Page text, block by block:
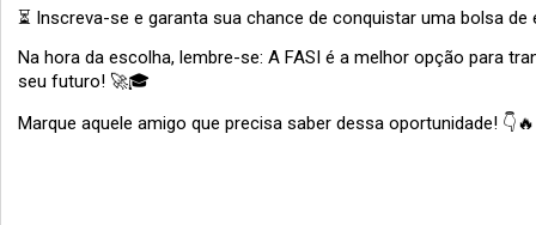
⏳ Inscreva-se e garanta sua chance de conquistar uma bolsa de
Na hora da escolha, lembre-se: A FASI é a melhor opção para
seu futuro! 🚀🎓
Marque aquele amigo que precisa saber dessa oportunidade!